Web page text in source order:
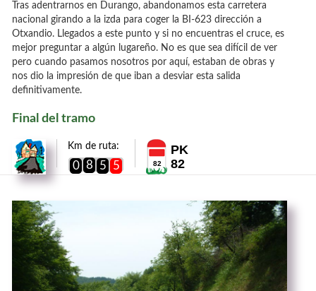
Tras adentrarnos en Durango, abandonamos esta carretera
nacional girando a la izda para coger la BI-623 dirección a
Otxandio. Llegados a este punto y si no encuentras el cruce, es
mejor preguntar a algún lugareño. No es que sea difícil de ver
pero cuando pasamos nosotros por aquí, estaban de obras y
nos dio la impresión de que iban a desviar esta salida
definitivamente.
Final del tramo
Km de ruta:
0 8 5 5 82
PK
82